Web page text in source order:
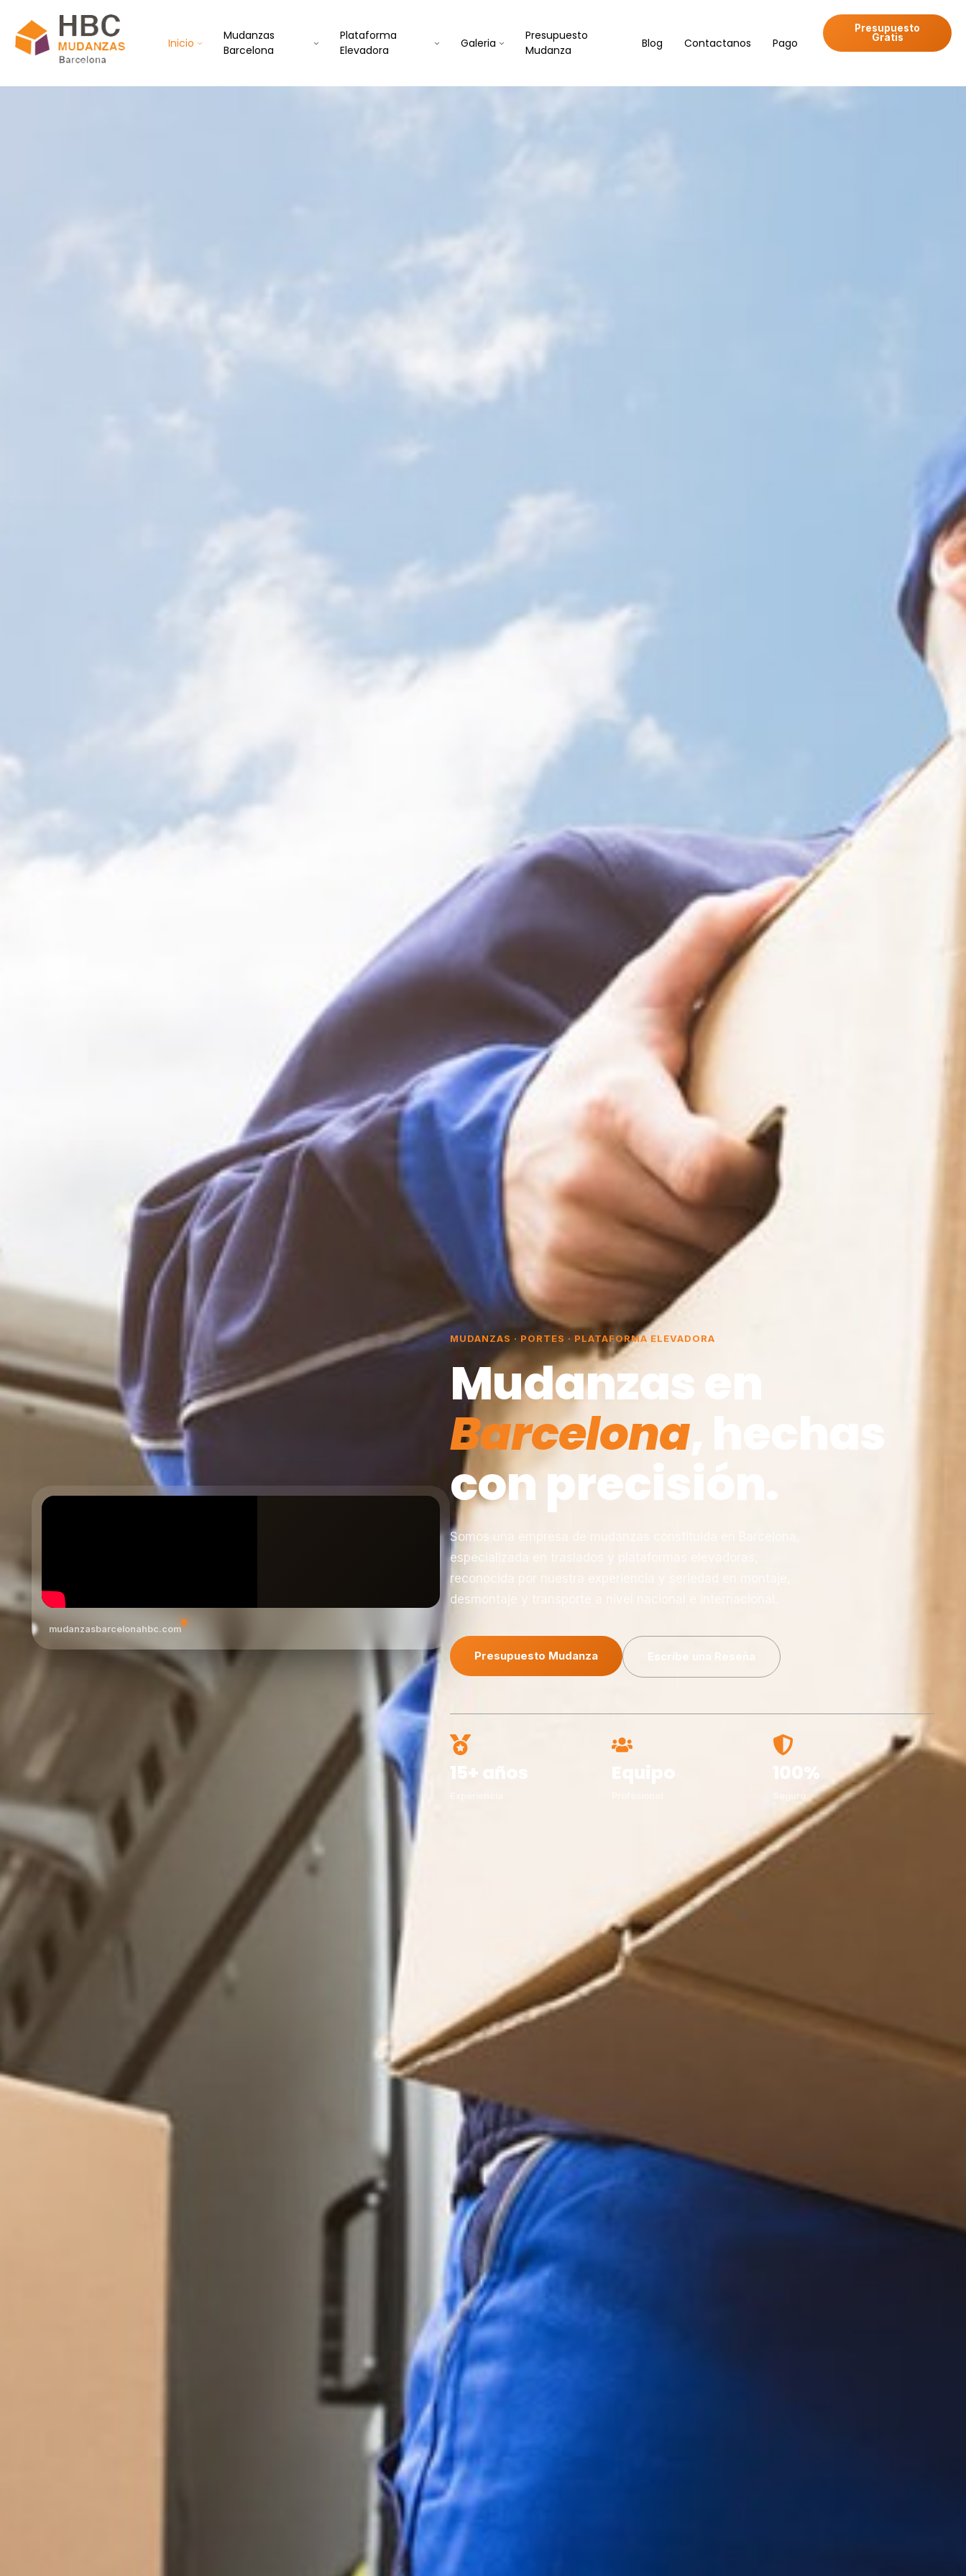
Inicio
Mudanzas
Barcelona
Plataforma
Elevadora
Galeria
Presupuesto
Mudanza
Blog Contactanos Pago
Presupuesto
Gratis
mudanzasbarcelonahbc.com
MUDANZAS · PORTES · PLATAFORMA ELEVADORA
Mudanzas en
Barcelona, hechas
con precisión.
Somos una empresa de mudanzas constituida en Barcelona,
especializada en traslados y plataformas elevadoras,
reconocida por nuestra experiencia y seriedad en montaje,
desmontaje y transporte a nivel nacional e internacional.
Presupuesto Mudanza Escribe una Reseña
15+ años Equipo 100%
Seguro